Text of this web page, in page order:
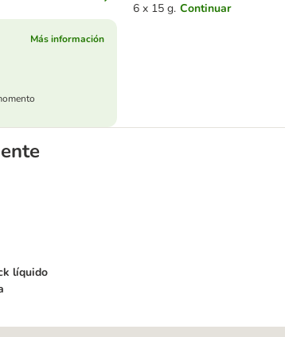
6 x 15 g. Continuar
Más información
líquido con pollo + taurina
líquido